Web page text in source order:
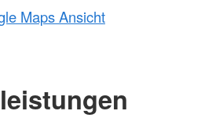
Maps Ansicht